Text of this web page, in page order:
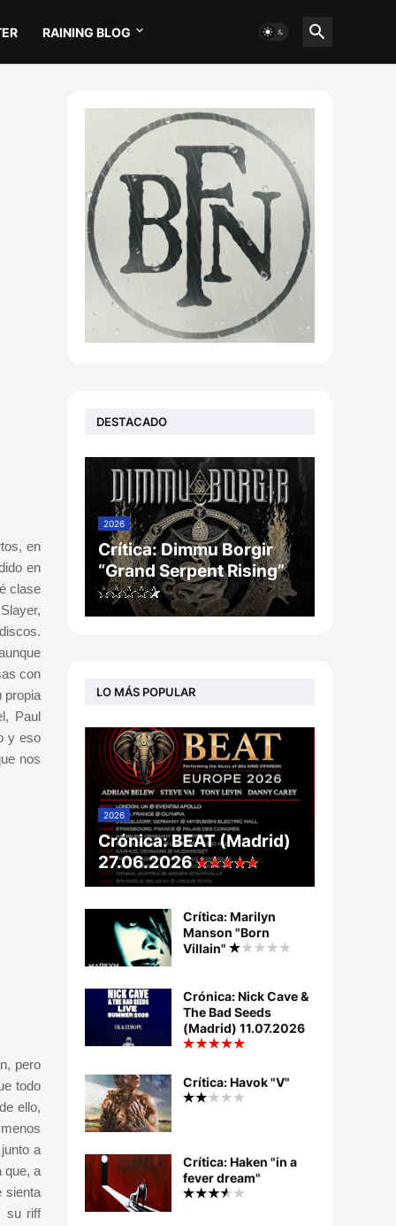
RAINING BLOG
en
en
clase
con
propia
Paul
y eso
nos
pero
todo
ello,
a
que, a
sienta
su riff
DESTACADO
2026
Crítica: Dimmu Borgir
“Grand Serpent Rising”
LO MÁS POPULAR
2026
Crónica: BEAT (Madrid)
27.06.2026
Crítica: Marilyn
Manson "Born
Villain"
Crónica: Nick Cave &
The Bad Seeds
(Madrid) 11.07.2026
Crítica: Havok "V"
Crítica: Haken "in a
fever dream"